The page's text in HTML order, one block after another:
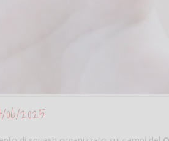
2025